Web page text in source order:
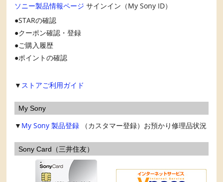
ソニー製品情報ページ サインイン（My Sony ID）
STARの確認
クーポン確認・登録
ご購入履歴
ポイントの確認
▼ ストアご利用ガイド
My Sony
▼ My Sony 製品登録 （カスタマー登録）お預かり修理品状況
Sony Card（三井住友）